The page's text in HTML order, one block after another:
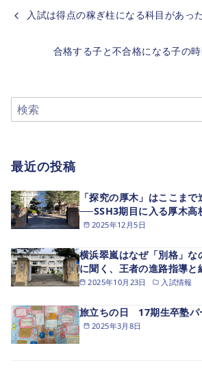
入試は得点の稼ぎ柱になる科目があっ
合格する子と不合格になる子の
最近の投稿
2025年12月5日
「探究の厚木」はここま
──SSH3期目に入る厚木高
2025年10月23日 入試情報
横浜翠嵐はなぜ「別格」な
に聞く、王者の進路指導と
2025年3月8日
旅立ちの日 17期生卒塾パ